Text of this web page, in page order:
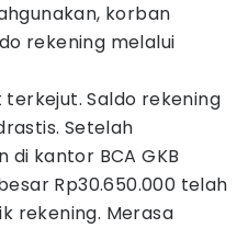
korban
rekening melalui
Saldo rekening
Setelah
kantor BCA GKB
Rp30.650.000 telah
rekening. Merasa